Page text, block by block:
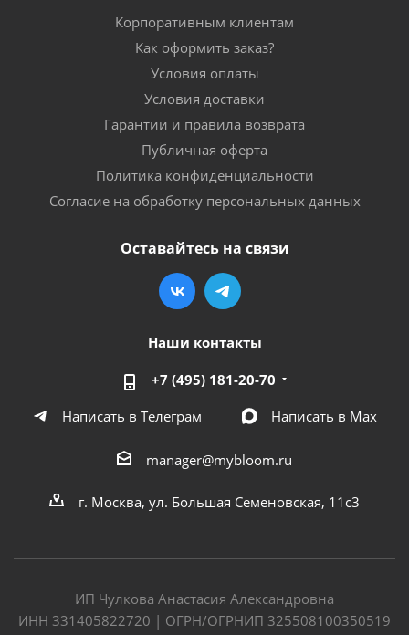
Корпоративным клиентам
Как оформить заказ?
Условия оплаты
Условия доставки
Гарантии и правила возврата
Публичная оферта
Политика конфиденциальности
Согласие на обработку персональных данных
Оставайтесь на связи
Наши контакты
+7 (495) 181-20-70
Написать в Телеграм
Написать в Мах
manager@mybloom.ru
г. Москва, ул. Большая Семеновская, 11с3
ИП Чулкова Анастасия Александровна
ИНН 331405822720 | ОГРН/ОГРНИП 325508100350519